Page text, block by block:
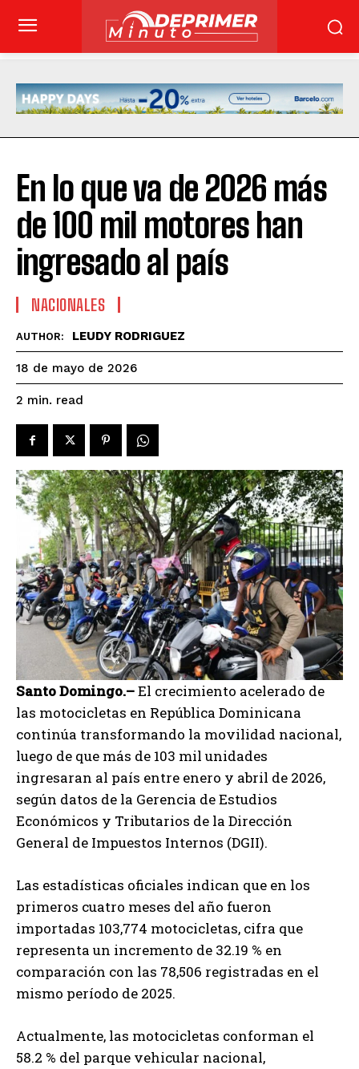
En lo que va de 2026 más
de 100 mil motores han
ingresado al país
NACIONALES
AUTHOR: LEUDY RODRIGUEZ
18 de mayo de 2026
2 min. read
Santo Domingo.–El crecimiento acelerado de
las motocicletas en República Dominicana
continúa transformando la movilidad nacional,
luego de que más de 103 mil unidades
ingresaran al país entre enero y abril de 2026,
según datos de la Gerencia de Estudios
Económicos y Tributarios de la Dirección
General de Impuestos Internos (DGII).
Las estadísticas oficiales indican que en los
primeros cuatro meses del año fueron
importadas 103,774 motocicletas, cifra que
representa un incremento de 32.19 % en
comparación con las 78,506 registradas en el
mismo período de 2025.
Actualmente, las motocicletas conforman el
58.2 % del parque vehicular nacional,